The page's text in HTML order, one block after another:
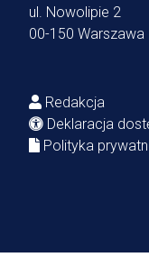
ul. Nowolipie 2
00-150 Warszawa
Redakcja
Deklaracja
Polityka